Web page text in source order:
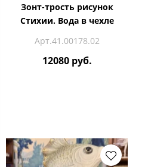
Зонт-трость рисунок
Стихии. Вода в чехле
Арт.41.00178.02
12080 руб.